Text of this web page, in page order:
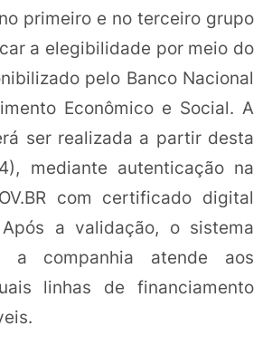
primeiro e no terceiro grupo
a elegibilidade por meio do
pelo Banco Nacional
Econômico e Social. A
ser realizada a partir desta
mediante autenticação na
com certificado digital
a validação, o sistema
a companhia atende aos
linhas de financiamento